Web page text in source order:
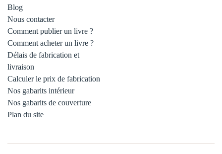
Blog
Nous contacter
Comment publier un livre ?
Comment acheter un livre ?
Délais de fabrication et
livraison
Calculer le prix de fabrication
Nos gabarits intérieur
Nos gabarits de couverture
Plan du site